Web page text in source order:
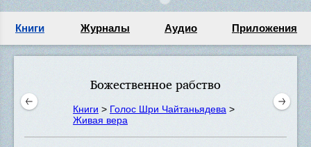
Книги Журналы Аудио Приложения
Божественное рабство
Книги > Голос Шри Чайтаньядева >
Живая вера